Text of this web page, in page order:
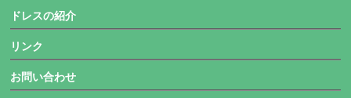
ドレスの紹介
リンク
お問い合わせ